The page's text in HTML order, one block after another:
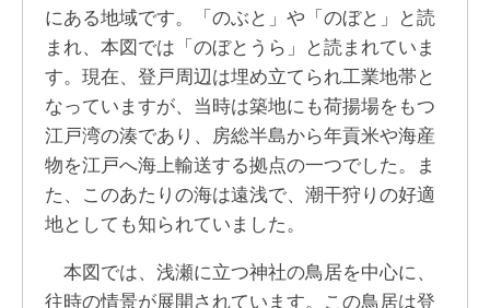
にある地域です。「のぶと」や「のぼと」と読
まれ、本図では「のぼとうら」と読まれていま
す。現在、登戸周辺は埋め立てられ工業地帯と
なっていますが、当時は築地にも荷揚場をもつ
江戸湾の湊であり、房総半島から年貢米や海産
物を江戸へ海上輸送する拠点の一つでした。ま
た、このあたりの海は遠浅で、潮干狩りの好適
地としても知られていました。
本図では、浅瀬に立つ神社の鳥居を中心に、
往時の情景が展開されています。この鳥居は登